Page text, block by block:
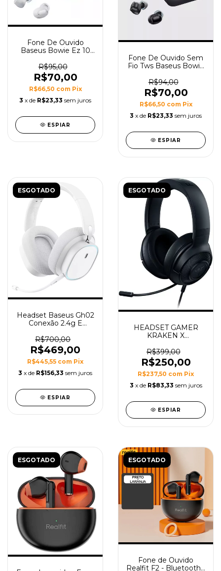
Fone De Ouvido
Baseus Bowie Ez 10
Ez10 Cor Branco
R$95,00
R$70,00
R$66,50 com Pix
3 x de R$23,33 sem juros
ESPIAR
Fone De Ouvido Sem
Fio Tws Baseus Bowie
Preto
R$94,00
R$70,00
R$66,50 com Pix
3 x de R$23,33 sem juros
ESPIAR
ESGOTADO
Headset Baseus Gh02
Conexão 2.4g E
40mm Cor Branco Cor
da luz RGB
R$700,00
R$469,00
R$445,55 com Pix
3 x de R$156,33 sem juros
ESPIAR
ESGOTADO
HEADSET GAMER
KRAKEN X
SURROUND COM
MICROFONE
R$399,00
R$250,00
R$237,50 com Pix
3 x de R$83,33 sem juros
ESPIAR
ESGOTADO ESGOTADO
Fone de Ouvido
Realfit F2 - Bluetooth -